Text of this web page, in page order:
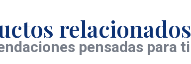
relacionados
pensadas para ti